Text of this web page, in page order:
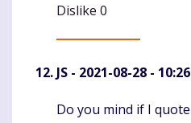
Dislike 0
JS - 2021-08-28 - 10:26
Komentaras
Do you mind if I